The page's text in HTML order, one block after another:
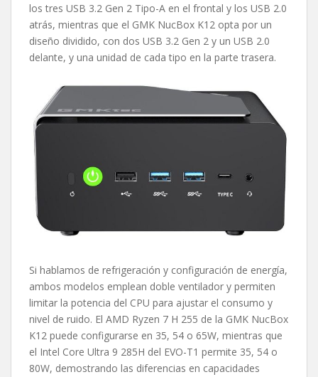
los tres USB 3.2 Gen 2 Tipo-A en el frontal y los USB 2.0
atrás, mientras que el GMK NucBox K12 opta por un
diseño dividido, con dos USB 3.2 Gen 2 y un USB 2.0
delante, y una unidad de cada tipo en la parte trasera.
Si hablamos de refrigeración y configuración de energía,
ambos modelos emplean doble ventilador y permiten
limitar la potencia del CPU para ajustar el consumo y
nivel de ruido. El AMD Ryzen 7 H 255 de la GMK NucBox
K12 puede configurarse en 35, 54 o 65W, mientras que
el Intel Core Ultra 9 285H del EVO-T1 permite 35, 54 o
80W, demostrando las diferencias en capacidades